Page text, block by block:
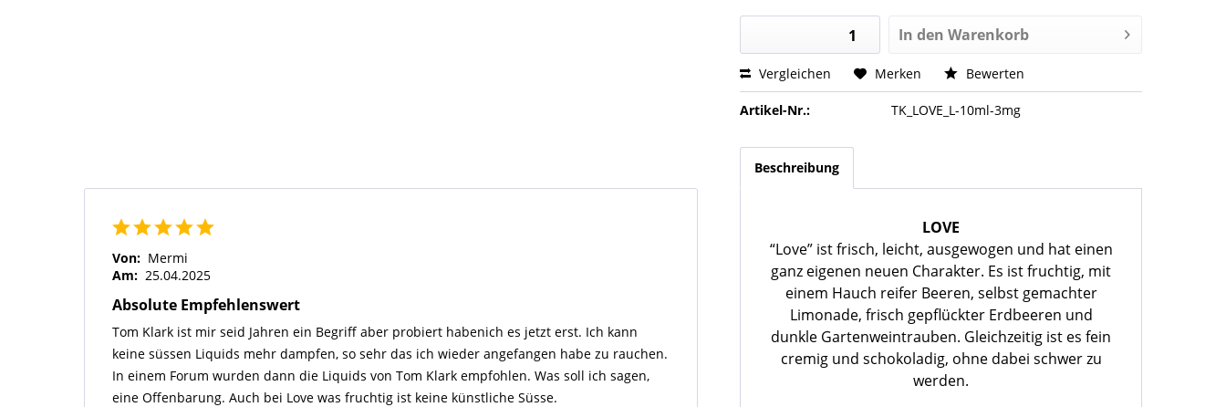
In den Warenkorb
Vergleichen Merken Bewerten
Artikel-Nr.: TK_LOVE_L-10ml-3mg
Beschreibung
LOVE
“Love” ist frisch, leicht, ausgewogen und hat einen
ganz eigenen neuen Charakter. Es ist fruchtig, mit
einem Hauch reifer Beeren, selbst gemachter
Limonade, frisch gepflückter Erdbeeren und
dunkle Gartenweintrauben. Gleichzeitig ist es fein
cremig und schokoladig, ohne dabei schwer zu
werden.
Von: Mermi
Am: 25.04.2025
Absolute Empfehlenswert
Tom Klark ist mir seid Jahren ein Begriff aber probiert habenich es jetzt erst. Ich kann
keine süssen Liquids mehr dampfen, so sehr das ich wieder angefangen habe zu rauchen.
In einem Forum wurden dann die Liquids von Tom Klark empfohlen. Was soll ich sagen,
eine Offenbarung. Auch bei Love was fruchtig ist keine künstliche Süsse.